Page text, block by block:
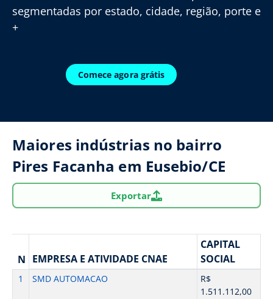
segmentadas por estado, cidade, região, porte e
+
Comece agora grátis
Maiores indústrias no bairro
Pires Facanha em Eusebio/CE
Exportar
N EMPRESA E ATIVIDADE CNAE
CAPITAL
SOCIAL
1 SMD AUTOMACAO
R$
1.511.112,00